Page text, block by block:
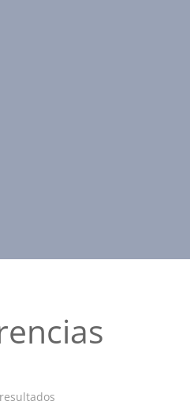
Ordenado